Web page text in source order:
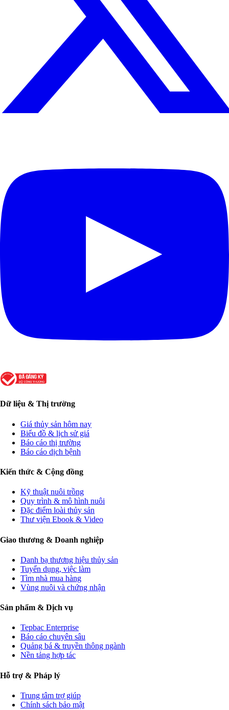
Dữ liệu & Thị trường
Giá thủy sản hôm nay
Biểu đồ & lịch sử giá
Báo cáo thị trường
Báo cáo dịch bệnh
Kiến thức & Cộng đồng
Kỹ thuật nuôi trồng
Quy trình & mô hình nuôi
Đặc điểm loài thủy sản
Thư viện Ebook & Video
Giao thương & Doanh nghiệp
Danh bạ thương hiệu thủy sản
Tuyển dụng, việc làm
Tìm nhà mua hàng
Vùng nuôi và chứng nhận
Sản phẩm & Dịch vụ
Tepbac Enterprise
Báo cáo chuyên sâu
Quảng bá & truyền thông ngành
Nền tảng hợp tác
Hỗ trợ & Pháp lý
Trung tâm trợ giúp
Chính sách bảo mật